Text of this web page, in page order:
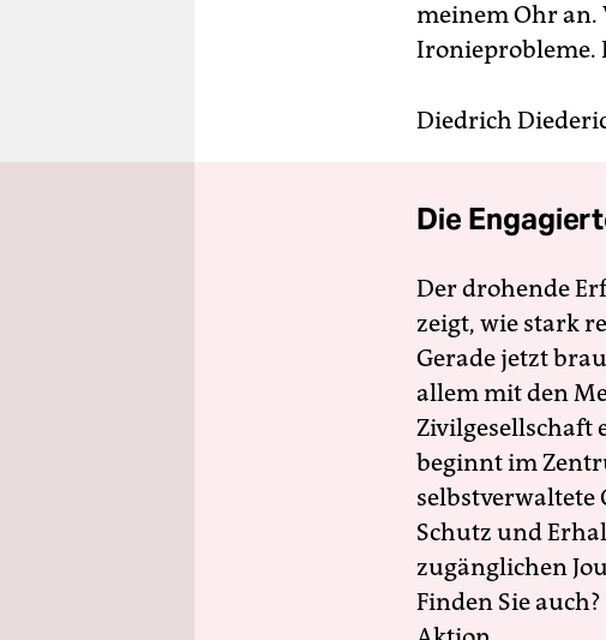
meinem Ohr an.
Ironieprobleme.
Diedrich
Die
Der drohende
zeigt, wie stark
Gerade jetzt
allem mit den
Zivilgesellschaft
beginnt im
selbstverwaltete
Schutz und
zugänglichen
Finden Sie